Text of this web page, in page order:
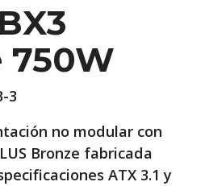
750W
3
no modular con
Bronze fabricada
ATX 3.1 y